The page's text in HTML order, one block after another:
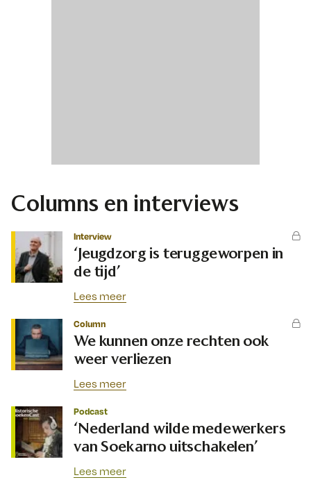
Columns en interviews
Interview
‘Jeugdzorg is teruggeworpen in
de tijd’
Lees meer
Column
We kunnen onze rechten ook
weer verliezen
Lees meer
Podcast
‘Nederland wilde medewerkers
van Soekarno uitschakelen’
Lees meer